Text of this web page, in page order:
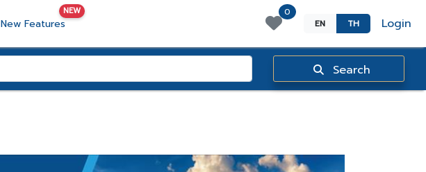
New Features
NEW
0
EN
TH Login
Search